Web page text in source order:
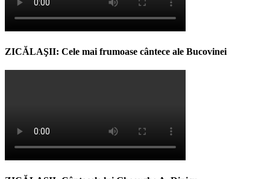
ZICĂLAŞII: Cele mai frumoase cântece ale Bucovinei